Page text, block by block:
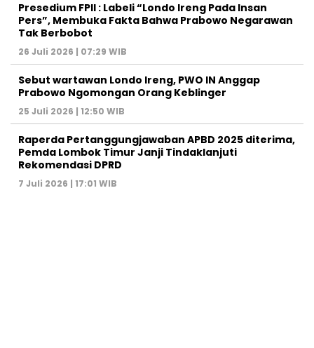
Presedium FPII : Labeli “Londo Ireng Pada Insan
Pers”, Membuka Fakta Bahwa Prabowo Negarawan
Tak Berbobot
26 Juli 2026 | 07:29 WIB
Sebut wartawan Londo Ireng, PWO IN Anggap
Prabowo Ngomongan Orang Keblinger
25 Juli 2026 | 12:50 WIB
Raperda Pertanggungjawaban APBD 2025 diterima,
Pemda Lombok Timur Janji Tindaklanjuti
Rekomendasi DPRD
7 Juli 2026 | 17:01 WIB